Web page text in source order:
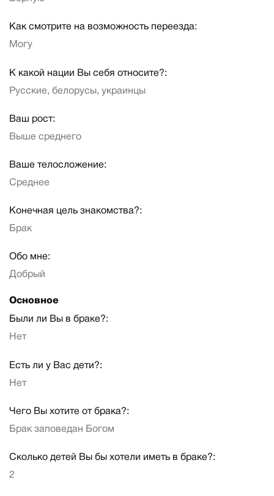
Как смотрите на возможность переезда:
Могу
К какой нации Вы себя относите?:
Русские, белорусы, украинцы
Ваш рост:
Выше среднего
Ваше телосложение:
Среднее
Конечная цель знакомства?:
Брак
Обо мне:
Добрый
Основное
Были ли Вы в браке?:
Нет
Есть ли у Вас дети?:
Нет
Чего Вы хотите от брака?:
Брак заповедан Богом
Сколько детей Вы бы хотели иметь в браке?:
2